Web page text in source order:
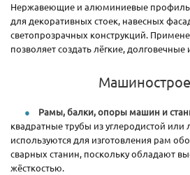
Нержавеющие и алюминиевые
для декоративных стоек, навесных
светопрозрачных конструкций.
позволяет создать лёгкие,
Рамы, балки, опоры машин и
квадратные трубы из углеродистой или
используются для изготовления рам
сварных станин, поскольку обладают
жёсткостью.